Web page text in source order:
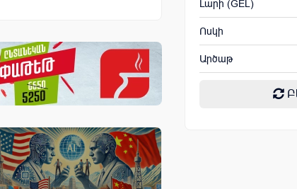
Լարի (GEL)
Ոսկի
Արծաթ